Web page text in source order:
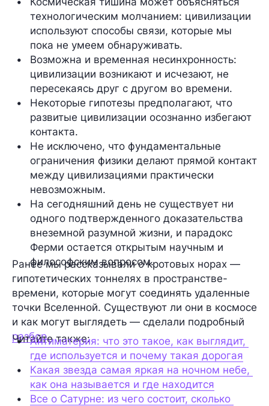
технологическим молчанием: цивилизации
используют способы связи, которые мы
пока не умеем обнаруживать.
Возможна и временная несинхронность:
цивилизации возникают и исчезают, не
пересекаясь друг с другом во времени.
Некоторые гипотезы предполагают, что
развитые цивилизации осознанно избегают
контакта.
Не исключено, что фундаментальные
ограничения физики делают прямой контакт
между цивилизациями практически
невозможным.
На сегодняшний день не существует ни
одного подтвержденного доказательства
внеземной разумной жизни, и парадокс
Ферми остается открытым научным и
философским вопросом.
Ранее мы рассказывали о кротовых норах —
гипотетических тоннелях в пространстве-
времени, которые могут соединять удаленные
точки Вселенной. Существуют ли они в космосе
и как могут выглядеть — сделали подробный
разбор.
Читайте также:
Антиматерия: что это такое, как выглядит,
где используется и почему такая дорогая
Какая звезда самая яркая на ночном небе,
как она называется и где находится
Все о Сатурне: из чего состоит, сколько